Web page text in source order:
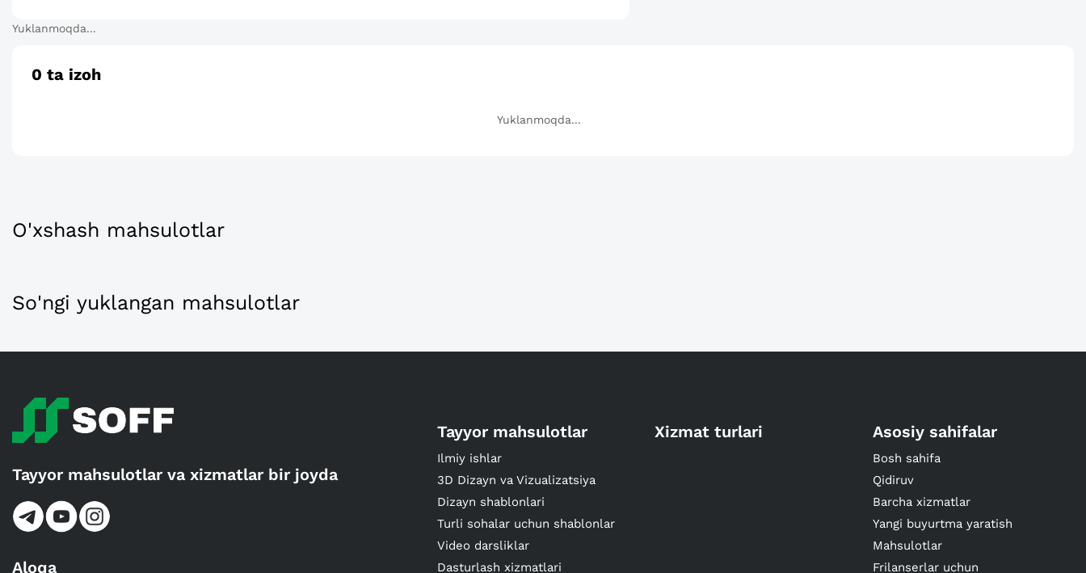
Yuklanmoqda...
0 ta izoh
Yuklanmoqda...
O'xshash mahsulotlar
So'ngi yuklangan mahsulotlar
Tayyor mahsulotlar va xizmatlar bir joyda
Aloqa
Tayyor mahsulotlar
Ilmiy ishlar
3D Dizayn va Vizualizatsiya
Dizayn shablonlari
Turli sohalar uchun shablonlar
Video darsliklar
Dasturlash xizmatlari
Xizmat turlari Asosiy sahifalar
Bosh sahifa
Qidiruv
Barcha xizmatlar
Yangi buyurtma yaratish
Mahsulotlar
Frilanserlar uchun